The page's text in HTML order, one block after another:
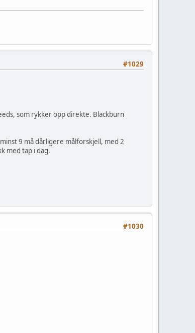
#1029
som rykker opp direkte. Blackburn
9 må dårligere målforskjell, med 2
med tap i dag.
#1030